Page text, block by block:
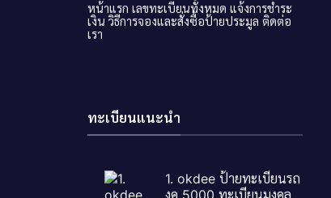
หน้าแรก เลขทะเบียนทั้งหมด แจ้งการชำระ
เงิน วิธีการจองและสั่งซื้อป้ายประมูล ติดต่อ
เรา
ทะเบียนแนะนำ
1. okdee ป้ายทะเบียนรถ